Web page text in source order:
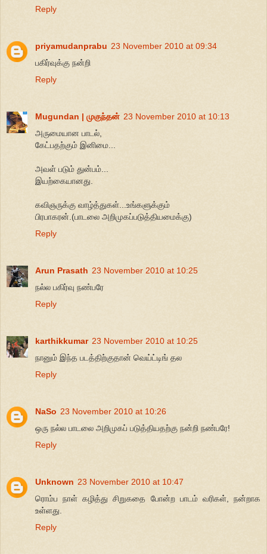
Reply
priyamudanprabu 23 November 2010 at 09:34
பகிர்வுக்கு நன்றி
Reply
Mugundan | முகுந்தன் 23 November 2010 at 10:13
அருமையான பாடல்,
கேட்பதற்கும் இனிமை...
அவள் படும் துன்பம்...
இயற்கையானது.
கவிஞருக்கு வாழ்த்துகள்...உங்களுக்கும்
பிரபாகரன்.(பாடலை அறிமுகப்படுத்தியமைக்கு)
Reply
Arun Prasath 23 November 2010 at 10:25
நல்ல பகிர்வு நண்பரே
Reply
karthikkumar 23 November 2010 at 10:25
நானும் இந்த படத்திற்குதான் வெய்ட்டிங் தல
Reply
NaSo 23 November 2010 at 10:26
ஒரு நல்ல பாடலை அறிமுகப் படுத்தியதற்கு நன்றி நண்பரே!
Reply
Unknown 23 November 2010 at 10:47
ரொம்ப நாள் கழித்து சிறுகதை போன்ற பாடம் வரிகள், நன்றாக
உள்ளது.
Reply